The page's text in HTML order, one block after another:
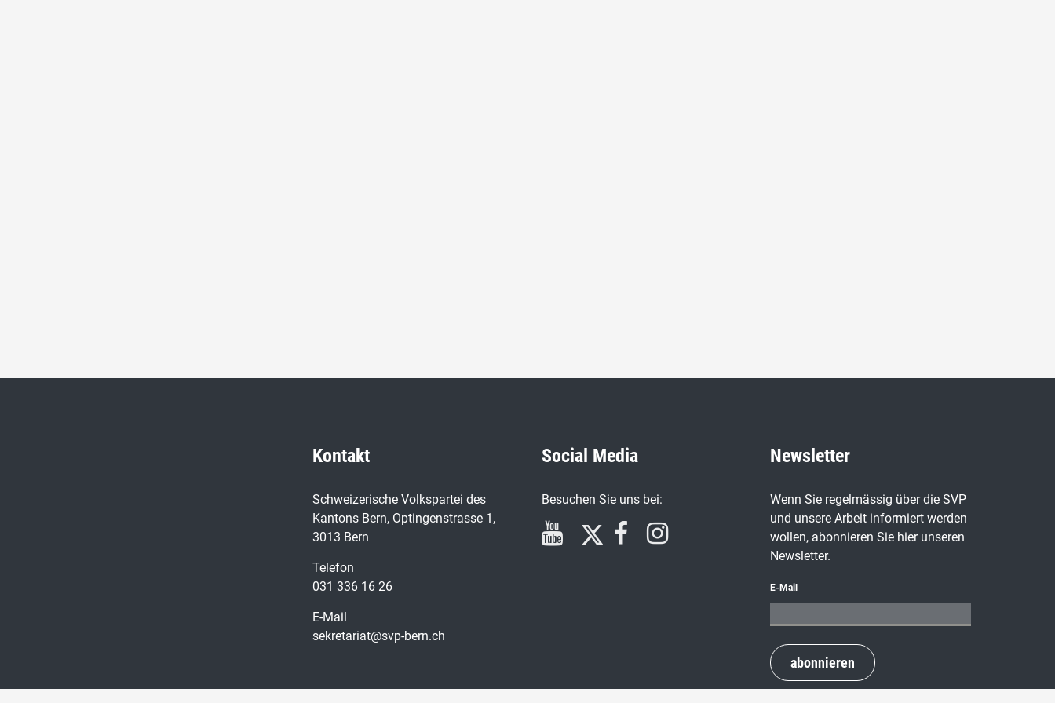
Kontakt
Schweizerische Volkspartei des
Kantons Bern, Optingenstrasse 1,
3013 Bern
Telefon
031 336 16 26
E-Mail
sekretariat@svp-bern.ch
Social Media
Besuchen Sie uns bei:
Newsletter
Wenn Sie regelmässig über die SVP
und unsere Arbeit informiert werden
wollen, abonnieren Sie hier unseren
Newsletter.
E-Mail
abonnieren